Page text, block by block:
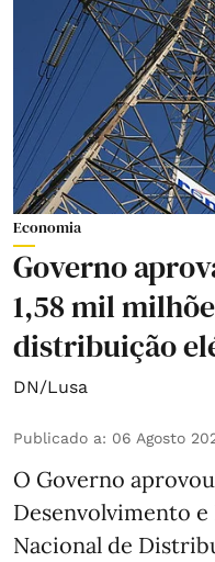
Economia
Governo
1,58 mil
distribuição
DN/Lusa
Publicado a: 06 Agosto
O Governo
Desenvolvimento
Nacional de